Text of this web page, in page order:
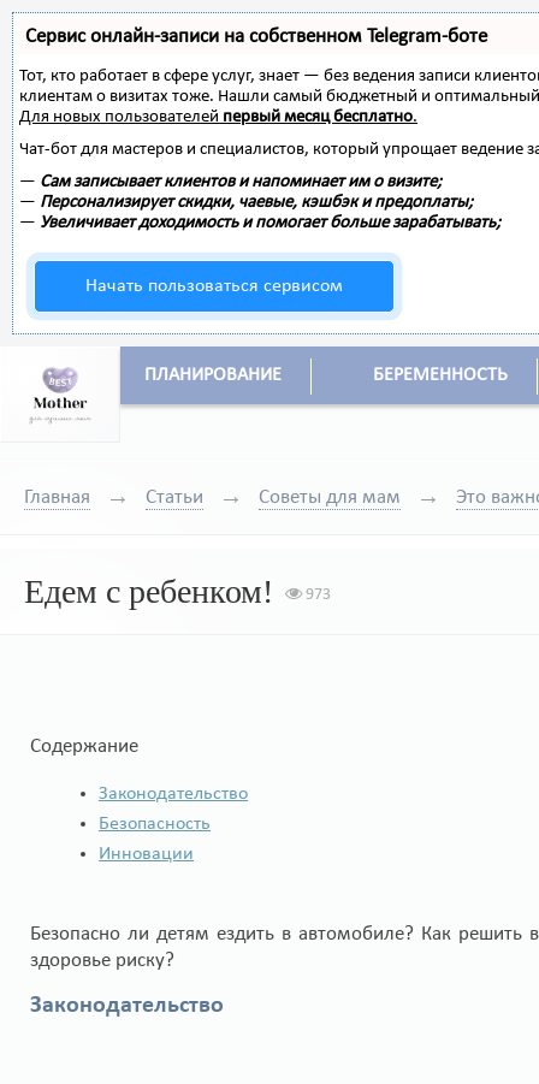
Сервис онлайн-записи на собственном Telegram-боте
Тот, кто работает в сфере услуг, знает — без ведения записи
клиентам о визитах тоже. Нашли самый бюджетный и
Для новых пользователей первый месяц бесплатно.
Чат-бот для мастеров и специалистов, который упрощает ведение
— Сам записывает клиентов и напоминает им о визите;
— Персонализирует скидки, чаевые, кэшбэк и предоплаты;
— Увеличивает доходимость и помогает больше зарабатывать;
Начать пользоваться сервисом
ПЛАНИРОВАНИЕ БЕРЕМЕННОСТЬ
Главная Статьи Советы для мам Это
Едем с ребенком! 973
Содержание
Законодательство
Безопасность
Инновации
Безопасно ли детям ездить в автомобиле? Как решить
здоровье риску?
Законодательство